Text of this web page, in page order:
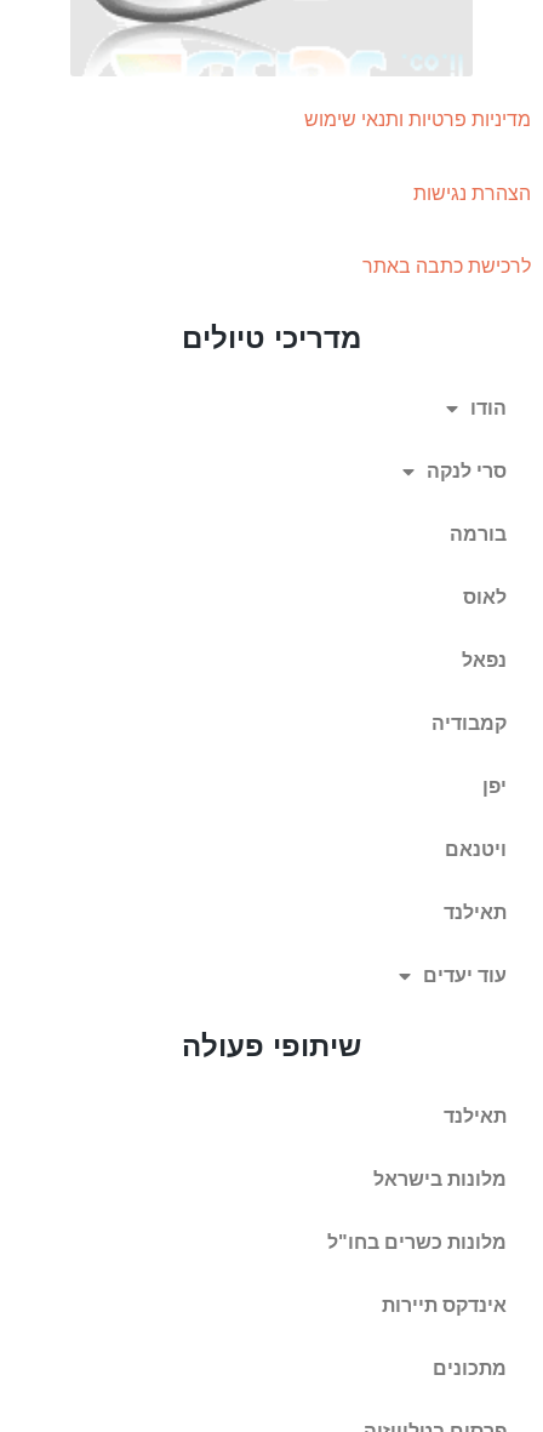
מדיניות פרטיות ותנאי שימוש
הצהרת נגישות
לרכישת כתבה באתר
מדריכי טיולים
הודו
סרי לנקה
בורמה
לאוס
נפאל
קמבודיה
יפן
ויטנאם
תאילנד
עוד יעדים
שיתופי פעולה
תאילנד
מלונות בישראל
מלונות כשרים בחו"ל
אינדקס תיירות
מתכונים